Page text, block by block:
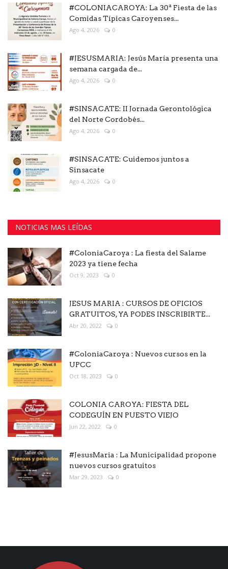
#COLONIACAROYA: La 30ª Fiesta de las
Comidas Típicas Caroyenses...
Ago 4, 2026 0
#JESUSMARIA: Jesús María presenta una
semana cargada de...
Ago 4, 2026 0
#SINSACATE: II Jornada Gerontológica
del Norte Cordobés...
Ago 4, 2026 0
#SINSACATE: Cuidemos juntos a
Sinsacate
Ago 4, 2026 0
NOTICIAS MAS LEÍDAS
#ColoniaCaroya : La fiesta del Salame
2023 ya tiene fecha
Oct 9, 2023 0
JESUS MARIA : CURSOS DE OFICIOS
GRATUITOS, YA PODES INSCRIBIRTE...
Abr 20, 2022 0
#ColoniaCaroya : Nuevos cursos en la
UPCC
Oct 18, 2023 0
COLONIA CAROYA: FIESTA DEL
CODEGUÍN EN PUESTO VIEJO
Jun 22, 2022 0
#JesusMaria : La Municipalidad propone
nuevos cursos gratuitos
Mar 29, 2023 0